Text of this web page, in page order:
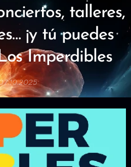
talleres,
¡y tú puedes
Imperdibles